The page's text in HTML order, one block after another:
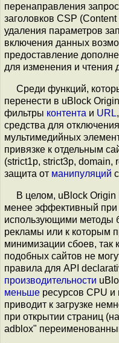
перенаправления
заголовков CSP
удаления параметров
включения данных
предоставление
для изменения и чтения
Среди функций,
перенести в uBlock
фильтры контента и URL,
средства для
мультимедийных
привязке к отдельным
(strict1p, strict3p, domain,
защита от манипуляций
В целом, uBlock Origin
менее эффективный при
использующими методы
рекламы или к которым
минимизации сбоев, так
подобных сайтов не
правила для API
производительности
меньше ресурсов CPU
приводит к загрузке
при открытии страниц
adblox"